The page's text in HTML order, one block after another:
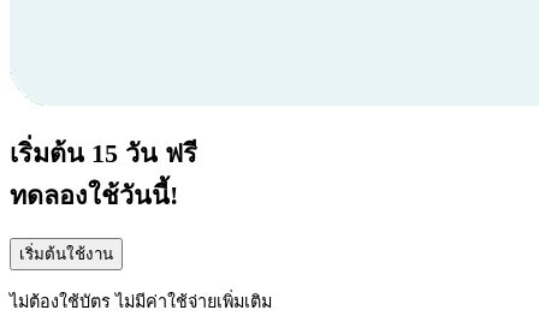
เริ่มต้น 15 วัน ฟรี
ทดลองใช้วันนี้!
เริ่มต้นใช้งาน
ไม่ต้องใช้บัตร ไม่มีค่าใช้จ่ายเพิ่มเติม